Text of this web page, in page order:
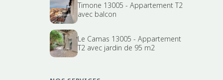
Timone 13005 - Appartement T2
avec balcon
Le Camas 13005 - Appartement
T2 avec jardin de 95 m2